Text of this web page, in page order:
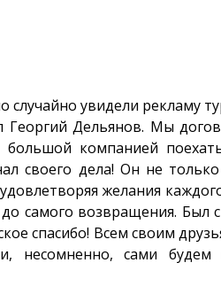
случайно увидели рекламу
Георгий Дельянов. Мы
большой компанией
своего дела! Он не
желания
самого возвращения. Был
спасибо! Всем своим
несомненно, сами будем